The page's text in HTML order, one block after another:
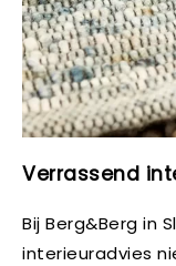
Verrassend
Bij Berg&Berg in
interieuradvies